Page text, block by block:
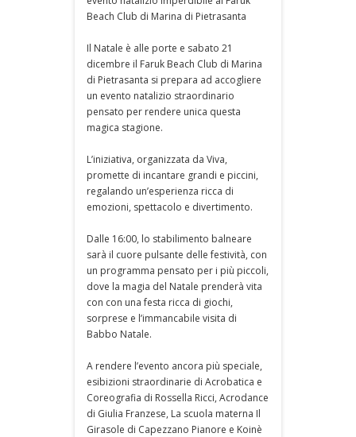
Beach Club di Marina di Pietrasanta
Il Natale è alle porte e sabato 21
dicembre il Faruk Beach Club di Marina
di Pietrasanta si prepara ad accogliere
un evento natalizio straordinario
pensato per rendere unica questa
magica stagione.
L’iniziativa, organizzata da Viva,
promette di incantare grandi e piccini,
regalando un’esperienza ricca di
emozioni, spettacolo e divertimento.
Dalle 16:00, lo stabilimento balneare
sarà il cuore pulsante delle festività, con
un programma pensato per i più piccoli,
dove la magia del Natale prenderà vita
con con una festa ricca di giochi,
sorprese e l’immancabile visita di
Babbo Natale.
A rendere l’evento ancora più speciale,
esibizioni straordinarie di Acrobatica e
Coreografia di Rossella Ricci, Acrodance
di Giulia Franzese, La scuola materna Il
Girasole di Capezzano Pianore e Koinè